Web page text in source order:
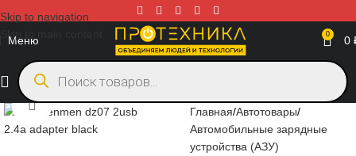
Skip to navigation
Skip to main content
Меню 0 0
Нажмите, чтобы увеличитьГлавная Автотовары
Автомобильные зарядные
устройства (АЗУ)